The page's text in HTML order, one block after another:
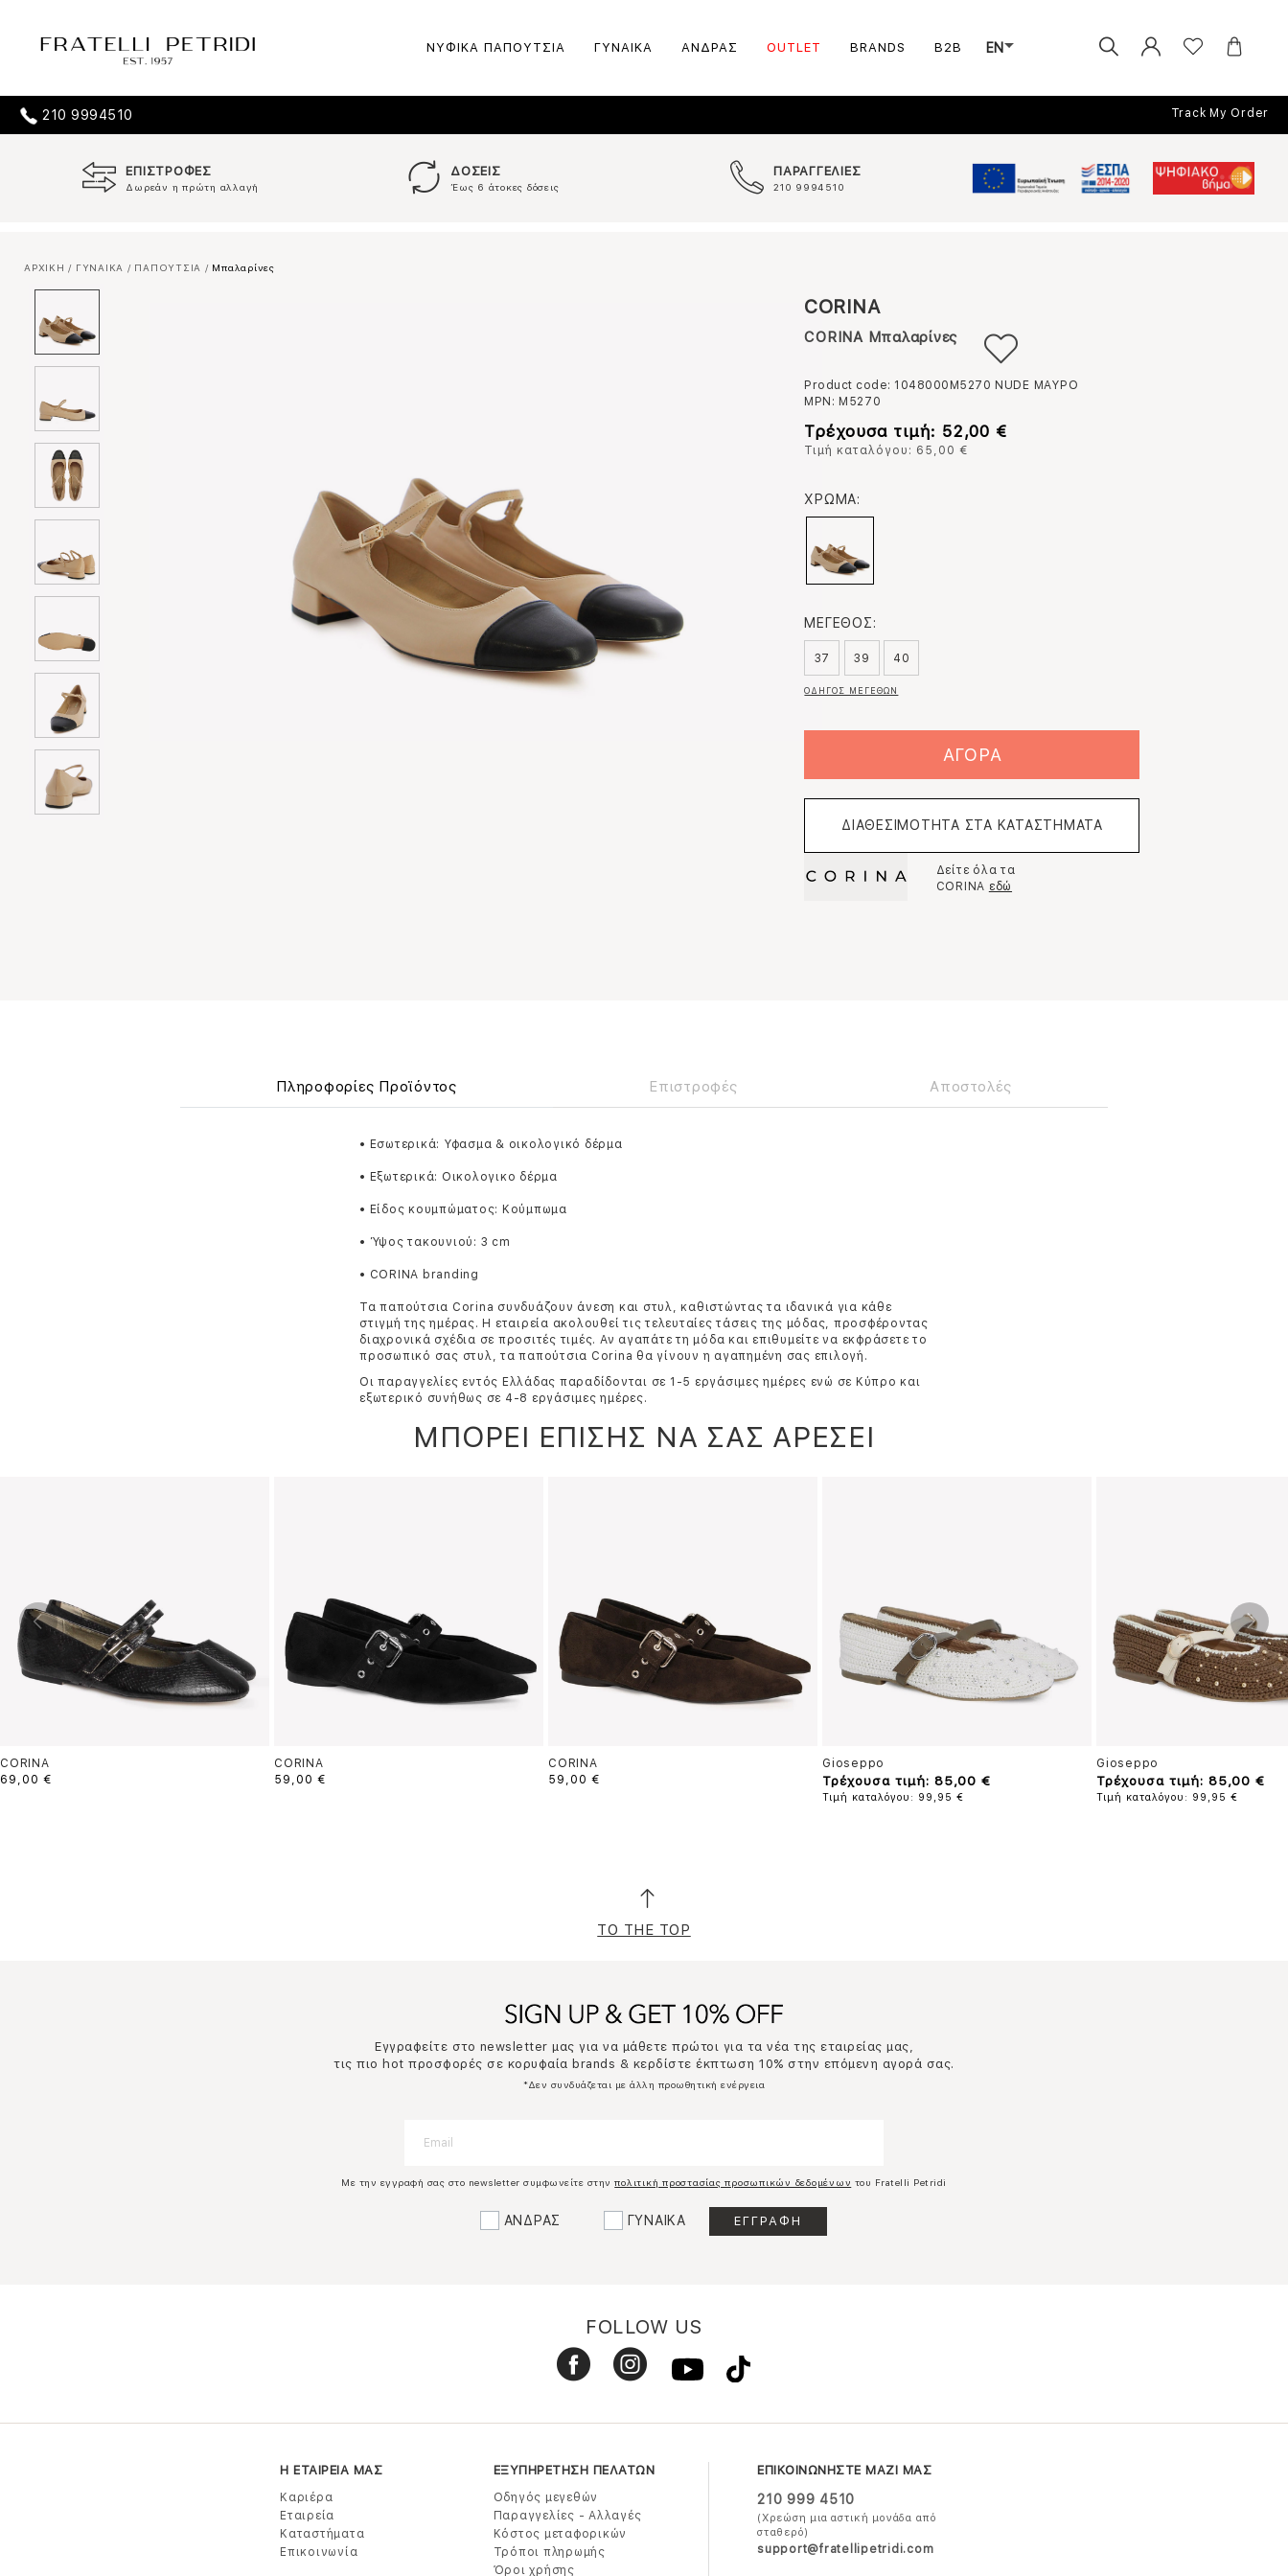
ΝΥΦΙΚΑ ΠΑΠΟΥΤΣΙΑ ΓΥΝΑΙΚΑ ΑΝΔΡΑΣ OUTLET BRANDS B2B EN
210 9994510 Track My Order
ΕΠΙΣΤΡΟΦΕΣ
Δωρεάν η πρώτη αλλαγή
ΔΟΣΕΙΣ
Έως 6 άτοκες δόσεις
ΠΑΡΑΓΓΕΛΙΕΣ
210 9994510
ΑΡΧΙΚΗ / ΓΥΝΑΙΚΑ / ΠΑΠΟΥΤΣΙΑ / Μπαλαρίνες
CORINA
CORINA Μπαλαρίνες
Product code: 1048000M5270 NUDE ΜΑΥΡΟ
MPN: M5270
Τρέχουσα τιμή: 52,00 €
Τιμή καταλόγου: 65,00 €
ΧΡΩΜΑ:
ΜΕΓΕΘΟΣ:
37 39 40
ΟΔΗΓΟΣ ΜΕΓΕΘΩΝ
ΑΓΟΡΑ
ΔΙΑΘΕΣΙΜΟΤΗΤΑ ΣΤΑ ΚΑΤΑΣΤΗΜΑΤΑ
Δείτε όλα τα
CORINA εδώ
Πληροφορίες Προϊόντος Επιστροφές Αποστολές
• Εσωτερικά: Υφασμα & οικολογικό δέρμα
• Εξωτερικά: Οικολογικο δέρμα
• Είδος κουμπώματος: Κούμπωμα
• Ύψος τακουνιού: 3 cm
• CORINA branding
Τα παπούτσια Corina συνδυάζουν άνεση και στυλ, καθιστώντας τα ιδανικά για κάθε
στιγμή της ημέρας. Η εταιρεία ακολουθεί τις τελευταίες τάσεις της μόδας, προσφέροντας
διαχρονικά σχέδια σε προσιτές τιμές. Αν αγαπάτε τη μόδα και επιθυμείτε να εκφράσετε το
προσωπικό σας στυλ, τα παπούτσια Corina θα γίνουν η αγαπημένη σας επιλογή.
Οι παραγγελίες εντός Ελλάδας παραδίδονται σε 1-5 εργάσιμες ημέρες ενώ σε Κύπρο και
εξωτερικό συνήθως σε 4-8 εργάσιμες ημέρες.
ΜΠΟΡΕΙ ΕΠΙΣΗΣ ΝΑ ΣΑΣ ΑΡΕΣΕΙ
CORINA
69,00 €
CORINA
59,00 €
CORINA
59,00 €
Gioseppo
Τρέχουσα τιμή: 85,00 €
Τιμή καταλόγου: 99,95 €
Gioseppo
Τρέχουσα τιμή: 85,00 €
Τιμή καταλόγου: 99,95 €
TO THE TOP
Εγγραφείτε στο newsletter μας για να μάθετε πρώτοι για τα νέα της εταιρείας μας,
τις πιο hot προσφορές σε κορυφαία brands & κερδίστε έκπτωση 10% στην επόμενη αγορά σας.
*Δεν συνδυάζεται με άλλη προωθητική ενέργεια
Με την εγγραφή σας στο newsletter συμφωνείτε στηνπολιτική προστασίας προσωπικών δεδομένων του Fratelli Petridi
ΑΝΔΡΑΣ ΓΥΝΑΙΚΑ
FOLLOW US
Η ΕΤΑΙΡΕΙΑ ΜΑΣ
Καριέρα
Εταιρεία
Καταστήματα
Επικοινωνία
ΕΞΥΠΗΡΕΤΗΣΗ ΠΕΛΑΤΩΝ
Οδηγός μεγεθών
Παραγγελίες - Αλλαγές
Κόστος μεταφορικών
Τρόποι πληρωμής
Όροι χρήσης
ΕΠΙΚΟΙΝΩΝΗΣΤΕ ΜΑΖΙ ΜΑΣ
210 999 4510
(Χρεώση μια αστική μονάδα από
σταθερό)
support@fratellipetridi.com